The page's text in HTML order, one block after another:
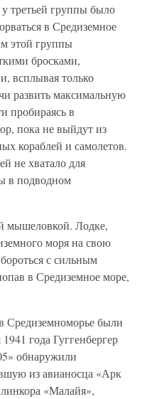
третьей группы было
в Средиземное
этой группы
бросками,
всплывая только
развить максимальную
пробираясь в
пока не выйдут из
кораблей и самолетов.
не хватало для
в подводном
мышеловкой. Лодке,
моря на свою
с сильным
в Средиземное море,
Средиземноморье были
года Гуггенбергер
обнаружили
из авианосца «Арк
«Малайя»,